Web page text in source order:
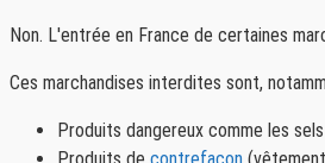
Non. L'entrée en France de certaines
Ces marchandises interdites sont,
Produits dangereux comme les
Produits de contrefaçon